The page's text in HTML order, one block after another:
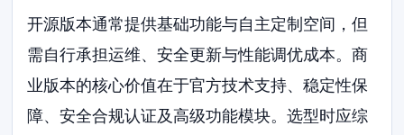
开源版本通常提供基础功能与自主定制空间，但
需自行承担运维、安全更新与性能调优成本。商
业版本的核心价值在于官方技术支持、稳定性保
障、安全合规认证及高级功能模块。选型时应综